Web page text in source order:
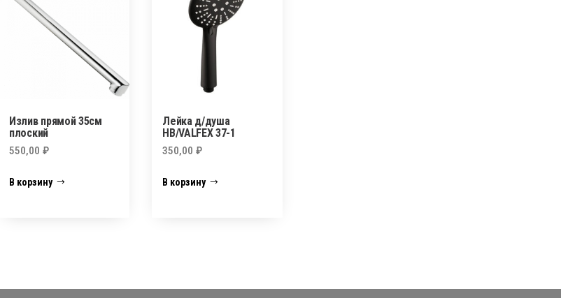
Излив прямой 35см
плоский
550,00₽
В корзину
Лейка д/душа
HB/VALFEX 37-1
350,00₽
В корзину